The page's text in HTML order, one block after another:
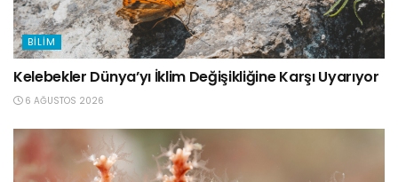
BILIM
Kelebekler Dünya’yı İklim Değişikliğine Karşı Uyarıyor
6 AĞUSTOS 2026